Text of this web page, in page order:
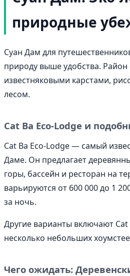
природные
Суан Дам для
природу выше удобства. Район
известняковыми карстами,
лесом.
Cat Ba Eco-Lodge и
Cat Ba Eco-Lodge — самый
Даме. Он предлагает
горы, бассейн и ресторан на
варьируются от 600 000 до 1
за ночь.
Другие варианты включают
несколько небольших
Чего ожидать: